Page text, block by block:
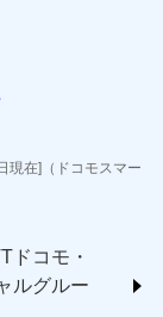
sonpo)
現在]（ドコモスマー
ドコモ・
ルグルー